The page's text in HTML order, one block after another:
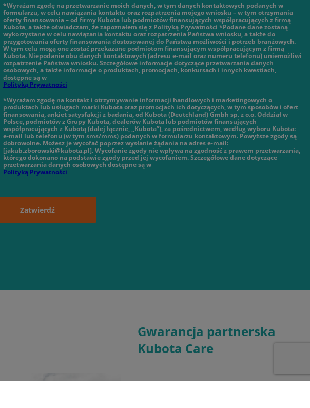
*Wyrażam zgodę na przetwarzanie moich danych, w tym danych kontaktowych podanych w
formularzu, w celu nawiązania kontaktu oraz rozpatrzenia mojego wniosku – w tym otrzymania
oferty finansowania – od firmy Kubota lub podmiotów finansujących współpracujących z firmą
Kubota, a także oświadczam, że zapoznałem się z Polityką Prywatności *Podane dane zostaną
wykorzystane w celu nawiązania kontaktu oraz rozpatrzenia Państwa wniosku, a także do
przygotowania oferty finansowania dostosowanej do Państwa możliwości i potrzeb branżowych.
W tym celu mogą one zostać przekazane podmiotom finansującym współpracującym z firmą
Kubota. Niepodanie obu danych kontaktowych (adresu e-mail oraz numeru telefonu) uniemożliwi
rozpatrzenie Państwa wniosku. Szczegółowe informacje dotyczące przetwarzania danych
osobowych, a także informacje o produktach, promocjach, konkursach i innych kwestiach,
dostępne są w
Polityką Prywatności
*Wyrażam zgodę na kontakt i otrzymywanie informacji handlowych i marketingowych o
produktach lub usługach marki Kubota oraz promocjach ich dotyczących, w tym sposobów i ofert
finansowania, ankiet satysfakcji z badania, od Kubota (Deutchland) Gmbh sp. z o.o. Oddział w
Polsce, podmiotów z Grupy Kubota, dealerów Kubota lub podmiotów finansujących
współpracujących z Kubotą (dalej łącznie, „Kubota”), za pośrednictwem, według wyboru Kubota:
e-mail lub telefonu (w tym sms/mms) podanych w formularzu kontaktowym. Powyższe zgody są
dobrowolne. Możesz je wycofać poprzez wysłanie żądania na adres e-mail:
[jakub.zborowski@kubota.pl]. Wycofanie zgody nie wpływa na zgodność z prawem przetwarzania,
którego dokonano na podstawie zgody przed jej wycofaniem. Szczegółowe dane dotyczące
przetwarzania danych osobowych dostępne są w
Polityką Prywatności
Zatwierdź
Gwarancja partnerska
Kubota Care